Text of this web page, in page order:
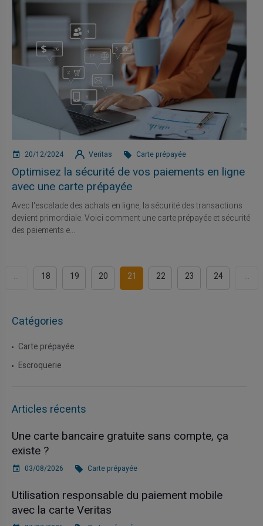
20/12/2024 Veritas Carte prépayée
Optimisez la sécurité de vos paiements en ligne
avec une carte prépayée
Avec l'escalade des achats en ligne, la sécurité des transactions
devient primordiale. Voici comment une carte prépayée et sécurité
des paiements e...
... 18 19 20 21 22 23 24 ...
Catégories
Carte prépayée
Escroquerie
Articles récents
Une carte bancaire gratuite sans compte, ça
existe ?
03/08/2026 Carte prépayée
Utilisation responsable du paiement mobile
avec la carte Veritas